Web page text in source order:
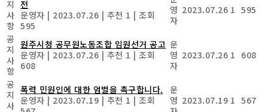
지
사
항
전
운영자 | 2023.07.26 | 추천 1 | 조회
595
영
자
2023.07.26 1 595
공
지
사
항
원주시청 공무원노동조합 임원선거 공고
운영자 | 2023.07.26 | 추천 1 | 조회
608
운
영
자
2023.07.26 1 608
공
지
사
폭력 민원인에 대한 엄벌을 촉구합니다.
운영자 | 2023.07.19 | 추천 1 | 조회
운
영 2023.07.19 1 567